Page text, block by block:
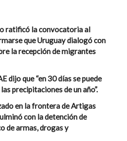
ratificó la convocatoria al
que Uruguay dialogó con
la recepción de migrantes
dijo que “en 30 días se puede
precipitaciones de un año”.
en la frontera de Artigas
con la detención de
de armas, drogas y